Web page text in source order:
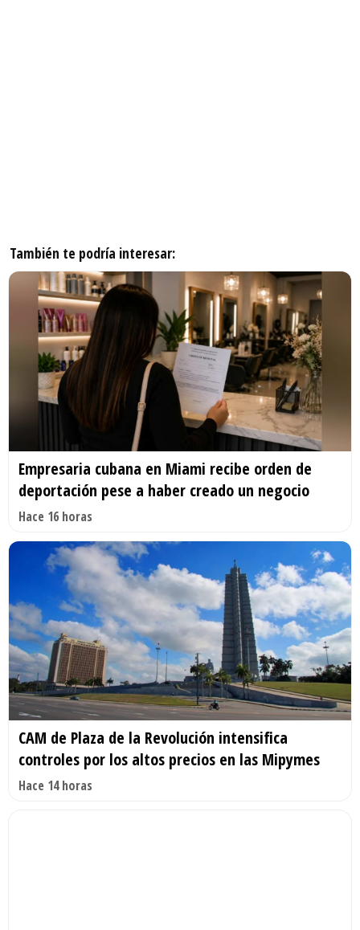
También te podría interesar:
Empresaria cubana en Miami recibe orden de
deportación pese a haber creado un negocio
Hace 16 horas
CAM de Plaza de la Revolución intensifica
controles por los altos precios en las Mipymes
Hace 14 horas